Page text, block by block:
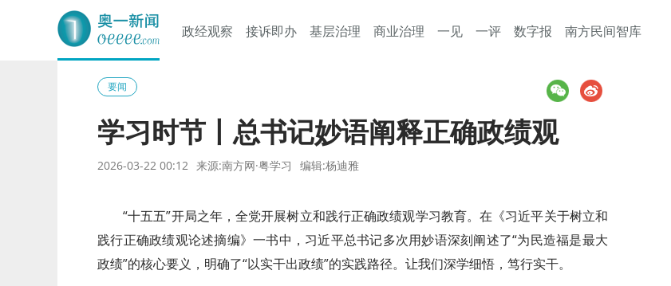
奥一网
政经观察 接诉即办 基层治理 商业治理 一见 一评 数字报 南方民间智库
要闻
学习时节丨总书记妙语阐释正确政绩观
2026-03-22 00:12 来源:南方网·粤学习 编辑:杨迪雅
“十五五”开局之年，全党开展树立和践行正确政绩观学习教育。在《习近平关于树立和
践行正确政绩观论述摘编》一书中，习近平总书记多次用妙语深刻阐述了“为民造福是最大
政绩”的核心要义，明确了“以实干出政绩”的实践路径。让我们深学细悟，笃行实干。